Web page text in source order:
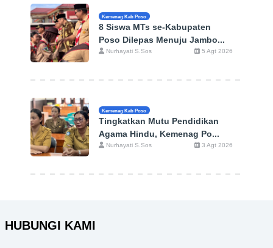
Kemenag Kab Poso
8 Siswa MTs se-Kabupaten
Poso Dilepas Menuju Jambo...
Nurhayati S.Sos 5 Agt 2026
Kemenag Kab Poso
Tingkatkan Mutu Pendidikan
Agama Hindu, Kemenag Po...
Nurhayati S.Sos 3 Agt 2026
HUBUNGI KAMI